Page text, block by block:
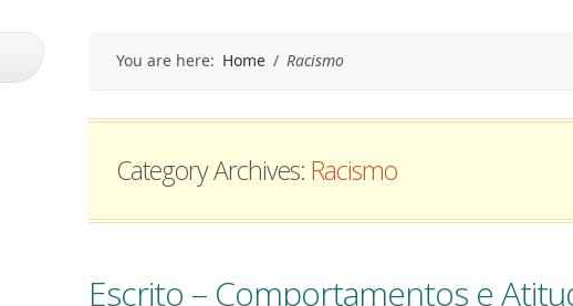
You are here: Home / Racismo
Category Archives: Racismo
Escrito – Comportamentos e